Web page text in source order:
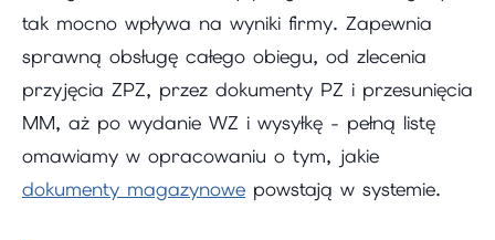
tak mocno wpływa na wyniki firmy. Zapewnia
sprawną obsługę całego obiegu, od zlecenia
przyjęcia ZPZ, przez dokumenty PZ i przesunięcia
MM, aż po wydanie WZ i wysyłkę - pełną listę
omawiamy w opracowaniu o tym, jakie
dokumenty magazynowe powstają w systemie.